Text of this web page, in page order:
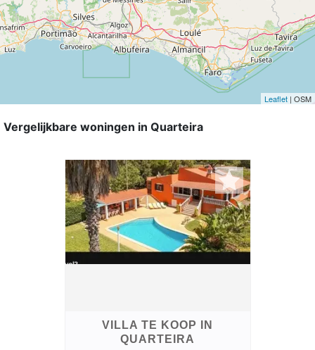
Leaflet | OSM
Vergelijkbare woningen in Quarteira
VILLA TE KOOP IN
QUARTEIRA